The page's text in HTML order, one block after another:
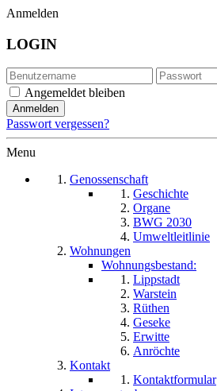
Anmelden
LOGIN
Angemeldet bleiben
Passwort vergessen?
Menu
Genossenschaft
Geschichte
Organe
BWG 2030
Umweltleitlinie
Wohnungen
Wohnungsbestand:
Lippstadt
Warstein
Rüthen
Geseke
Erwitte
Anröchte
Kontakt
Kontaktformular